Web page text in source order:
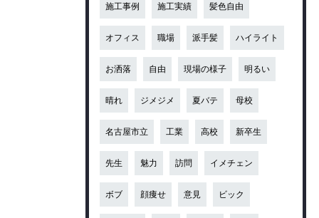
施工事例 施工実績 髪色自由
オフィス 職場 派手髪 ハイライト
お洒落 自由 現場の様子 明るい
晴れ ジメジメ 夏バテ 母校
名古屋市立 工業 高校 新卒生
先生 魅力 訪問 イメチェン
ボブ 顔痩せ 意見 ビック